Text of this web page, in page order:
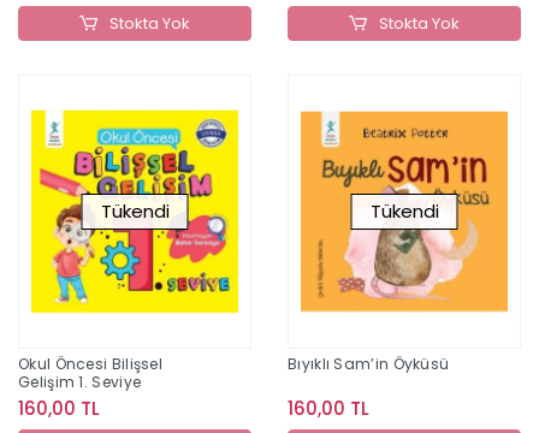
Stokta Yok Stokta Yok
Tükendi
Okul Öncesi Bilişsel
Gelişim 1. Seviye
160,00 TL
Tükendi
Bıyıklı Sam’in Öyküsü
160,00 TL